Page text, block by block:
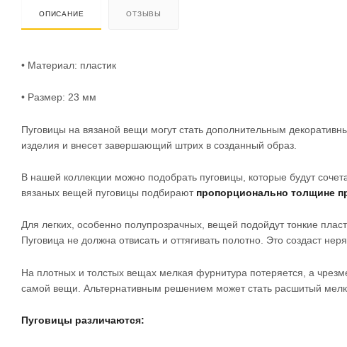
ОПИСАНИЕ ОТЗЫВЫ
• Материал: пластик
• Размер: 23 мм
Пуговицы на вязаной вещи могут стать дополнительным
изделия и внесет завершающий штрих в созданный образ.
В нашей коллекции можно подобрать пуговицы, которые будут
вязаных вещей пуговицы подбирают пропорционально толщине
Для легких, особенно полупрозрачных, вещей подойдут тонкие
Пуговица не должна отвисать и оттягивать полотно. Это создаст
На плотных и толстых вещах мелкая фурнитура потеряется, а
самой вещи. Альтернативным решением может стать расшитый
Пуговицы различаются: